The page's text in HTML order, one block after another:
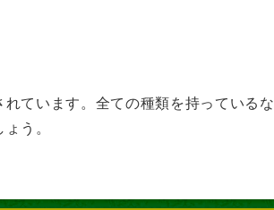
ています。全ての種類を持っているな
う。